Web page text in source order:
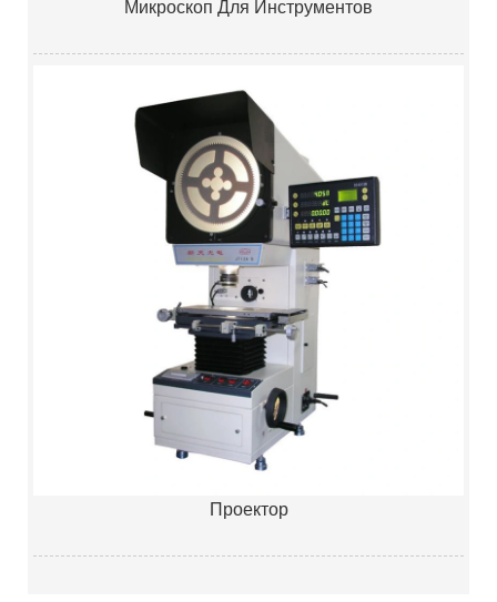
Микроскоп Для Инструментов
Проектор